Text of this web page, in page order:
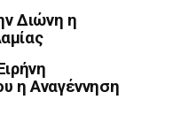
Διώνη η
η Αναγέννηση